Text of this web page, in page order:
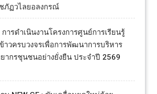
ภัฏวไลยอลงกรณ์
ารดำเนินงานโครงการศูนย์การเรียนรู้
วครบวงจรเพื่อการพัฒนาการบริหาร
ากรชุนชนอย่างยั่งยืน ประจำปี 2569